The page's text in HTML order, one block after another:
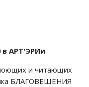
в АРТ'ЭРИи
поющих и читающих
БЛАГОВЕЩЕНИЯ